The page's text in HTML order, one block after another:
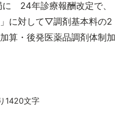
に 24年診療報酬改定で、
に対して▽調剤基本料の2
算・後発医薬品調剤体制加
1420文字